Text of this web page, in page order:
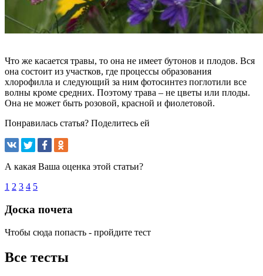
Что же касается травы, то она не имеет бутонов и плодов. Вся
она состоит из участков, где процессы образования
хлорофилла и следующий за ним фотосинтез поглотили все
волны кроме средних. Поэтому трава – не цветы или плоды.
Она не может быть розовой, красной и фиолетовой.
Понравилась статья? Поделитесь ей
А какая Ваша оценка этой статьи?
1 2 3 4 5
Доска почета
Чтобы сюда попасть - пройдите тест
Все тесты